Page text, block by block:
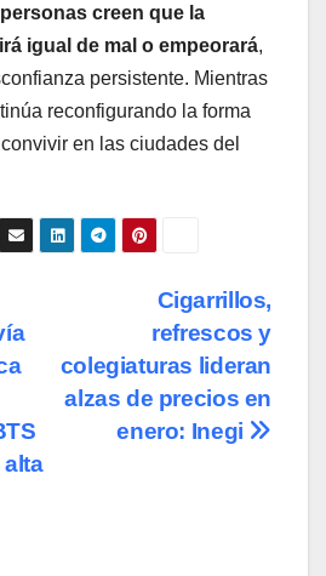
creen que la
igual de mal o empeorará,
persistente. Mientras
reconfigurando la forma
en las ciudades del
Cigarrillos,
refrescos y
colegiaturas lideran
alzas de precios en
enero: Inegi
alta